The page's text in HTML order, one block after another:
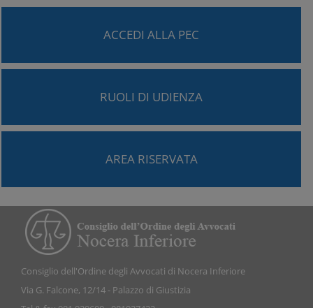
ACCEDI ALLA PEC
RUOLI DI UDIENZA
AREA RISERVATA
Consiglio dell'Ordine degli Avvocati di Nocera Inferiore
Via G. Falcone, 12/14 - Palazzo di Giustizia